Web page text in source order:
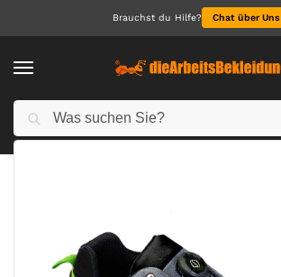
Brauchst du Hilfe? Chat über Uns
Start Arbeitsschuhe / Sicherheitsschuhe S1, S1P